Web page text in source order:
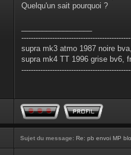
Quelqu'un sait pourquoi ?
supra mk3 atmo 1987 noire
supra mk4 TT 1996 grise bv6,
Sujet du message: Re: pb envoi MP